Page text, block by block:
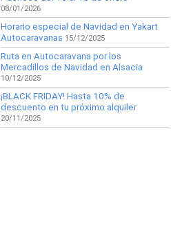
08/01/2026
Horario especial de Navidad en Yakart
Autocaravanas 15/12/2025
Ruta en Autocaravana por los
Mercadillos de Navidad en Alsacia
10/12/2025
¡BLACK FRIDAY! Hasta 10% de
descuento en tu próximo alquiler
20/11/2025